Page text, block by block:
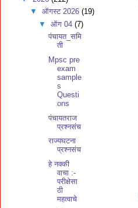
▼ ऑगस्ट 2026 (19)
▼ऑग 04(7)
पंचायत_समि
ती
Mpsc pre
exam
sample
s
Questi
ons
पंचायतराज
प्रश्नसंच
राज्यघटना
प्रश्नसंच
हे नक्की
वाचा :-
परीक्षेसा
ठी
महत्वाचे